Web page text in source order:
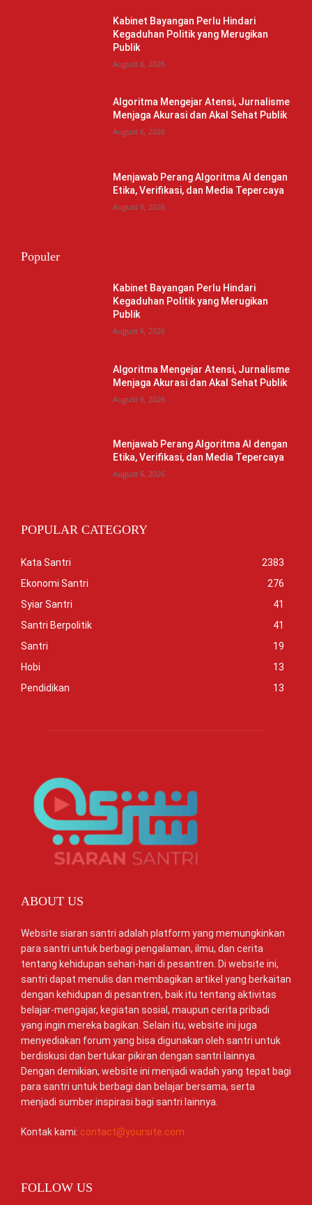
Kabinet Bayangan Perlu Hindari
Kegaduhan Politik yang Merugikan
Publik
August 6, 2026
Algoritma Mengejar Atensi, Jurnalisme
Menjaga Akurasi dan Akal Sehat Publik
August 6, 2026
Menjawab Perang Algoritma AI dengan
Etika, Verifikasi, dan Media Tepercaya
August 6, 2026
Populer
Kabinet Bayangan Perlu Hindari
Kegaduhan Politik yang Merugikan
Publik
August 6, 2026
Algoritma Mengejar Atensi, Jurnalisme
Menjaga Akurasi dan Akal Sehat Publik
August 6, 2026
Menjawab Perang Algoritma AI dengan
Etika, Verifikasi, dan Media Tepercaya
August 6, 2026
POPULAR CATEGORY
Kata Santri
2383
Ekonomi Santri
276
Syiar Santri
41
Santri Berpolitik
41
Santri
19
Hobi
13
Pendidikan
13
ABOUT US
Website siaran santri adalah platform yang memungkinkan
para santri untuk berbagi pengalaman, ilmu, dan cerita
tentang kehidupan sehari-hari di pesantren. Di website ini,
santri dapat menulis dan membagikan artikel yang berkaitan
dengan kehidupan di pesantren, baik itu tentang aktivitas
belajar-mengajar, kegiatan sosial, maupun cerita pribadi
yang ingin mereka bagikan. Selain itu, website ini juga
menyediakan forum yang bisa digunakan oleh santri untuk
berdiskusi dan bertukar pikiran dengan santri lainnya.
Dengan demikian, website ini menjadi wadah yang tepat bagi
para santri untuk berbagi dan belajar bersama, serta
menjadi sumber inspirasi bagi santri lainnya.
Kontak kami: contact@yoursite.com
FOLLOW US